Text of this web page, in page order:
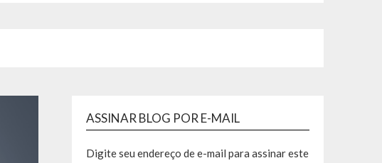
ASSINAR BLOG POR E-MAIL
Digite seu endereço de e-mail para assinar este